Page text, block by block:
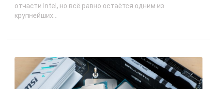
отчасти Intel, но всё равно остаётся одним из
крупнейших...